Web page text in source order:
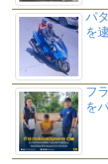
パ
を
フ
を